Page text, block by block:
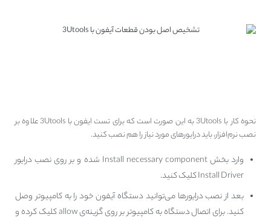
نحوه کار با 3Utools به این صورت است که برای تست ایفون با 3Utools علاوه بر
نصب نرم‌افزار، باید درایورهای مورد نیاز را هم نصب کنید.
وارد بخش Install necessary component شده و بر روی نصب درایور
Install Driver کلیک کنید.
بعد از نصب درایورها می‌توانید دستگاه آیفون خود را به کامپیوتر وصل
کنید. برای اتصال دستگاه به کامپیوتر بر روی گزینه‌ی allow کلیک کرده و